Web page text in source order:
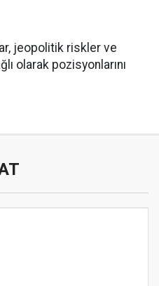
jeopolitik riskler ve
olarak pozisyonlarını